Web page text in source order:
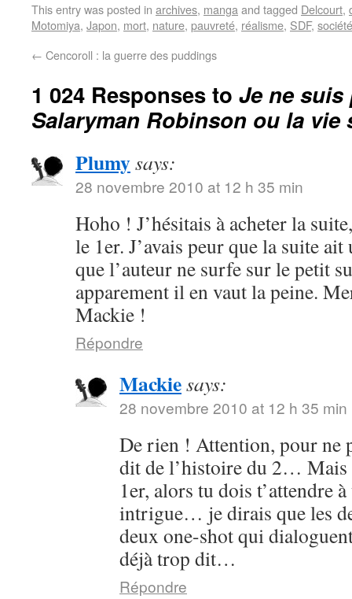
This entry was posted in archives, manga and tagged Delcourt,
Motomiya, Japon, mort, nature, pauvreté, réalisme, SDF, société
← Cencoroll : la guerre des puddings
1 024 Responses to Je ne suis
Salaryman Robinson ou la vie
Plumysays:
28 novembre 2010 at 12 h 35 min
Hoho ! J’hésitais à acheter la
le 1er. J’avais peur que la suite
que l’auteur ne surfe sur le petit
apparement il en vaut la peine.
Mackie !
Répondre
Mackiesays:
28 novembre 2010 at 12 h 35 min
De rien ! Attention, pour ne
dit de l’histoire du 2… Mais
1er, alors tu dois t’attendre
intrigue… je dirais que les
deux one-shot qui
déjà trop dit…
Répondre